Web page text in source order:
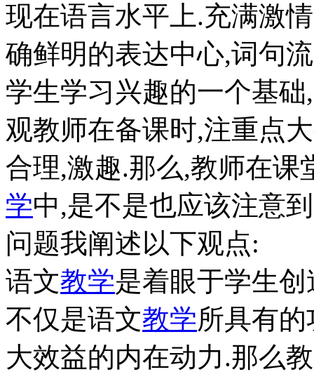
现在语言水平上.充满激
确鲜明的表达中心,词句
学生学习兴趣的一个基
观教师在备课时,注重点
合理,激趣.那么,教师在课
学中,是不是也应该注意
问题我阐述以下观点:
语文教学是着眼于学生
不仅是语文教学所具有
大效益的内在动力.那么